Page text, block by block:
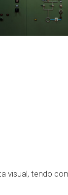
visual, tendo